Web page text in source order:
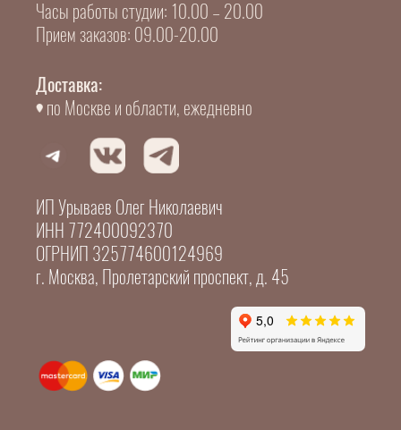
Часы работы студии: 10.00 – 20.00
Прием заказов: 09.00-20.00
Доставка:
по Москве и области, ежедневно
ИП Урываев Олег Николаевич
ИНН 772400092370
ОГРНИП 325774600124969
г. Москва, Пролетарский проспект, д. 45